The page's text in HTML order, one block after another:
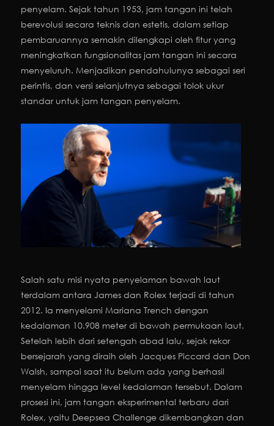
penyelam. Sejak tahun 1953, jam tangan ini telah
berevolusi secara teknis dan estetis, dalam setiap
pembaruannya semakin dilengkapi oleh fitur yang
meningkatkan fungsionalitas jam tangan ini secara
menyeluruh. Menjadikan pendahulunya sebagai seri
perintis, dan versi selanjutnya sebagai tolok ukur
standar untuk jam tangan penyelam.
Salah satu misi nyata penyelaman bawah laut
terdalam antara James dan Rolex terjadi di tahun
2012. Ia menyelami Mariana Trench dengan
kedalaman 10.908 meter di bawah permukaan laut.
Setelah lebih dari setengah abad lalu, sejak rekor
bersejarah yang diraih oleh Jacques Piccard dan Don
Walsh, sampai saat itu belum ada yang berhasil
menyelam hingga level kedalaman tersebut. Dalam
prosesi ini, jam tangan eksperimental terbaru dari
Rolex, yaitu Deepsea Challenge dikembangkan dan